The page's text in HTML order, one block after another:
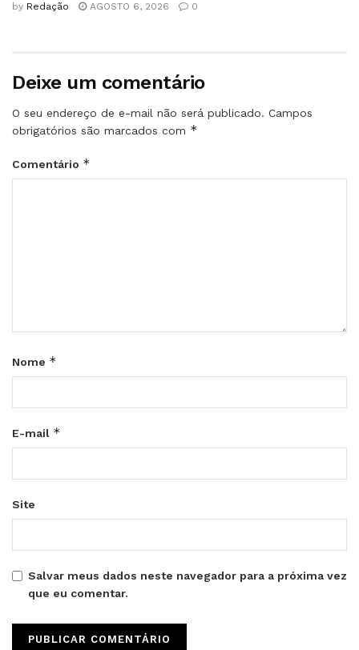
by Redação AGOSTO 6, 2026 0
Deixe um comentário
O seu endereço de e-mail não será publicado. Campos
obrigatórios são marcados com *
Comentário *
Nome *
E-mail *
Site
Salvar meus dados neste navegador para a próxima vez
que eu comentar.